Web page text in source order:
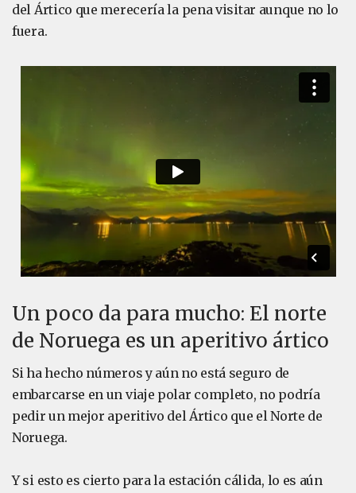
del Ártico que merecería la pena visitar aunque no lo
fuera.
Un poco da para mucho: El norte
de Noruega es un aperitivo ártico
Si ha hecho números y aún no está seguro de
embarcarse en un viaje polar completo, no podría
pedir un mejor aperitivo del Ártico que el Norte de
Noruega.
Y si esto es cierto para la estación cálida, lo es aún